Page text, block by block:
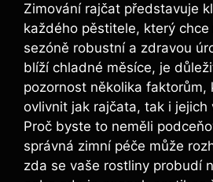
Zimování rajčat představuje
každého ‍pěstitele, který‍
sezóně robustní a zdravou
blíží chladné měsíce, je
pozornost několika⁢ faktorům,⁢
ovlivnit‍ jak rajčata, tak i jejich
Proč byste to neměli
správná zimní péče může
⁢zda se vaše⁢ rostliny probudí